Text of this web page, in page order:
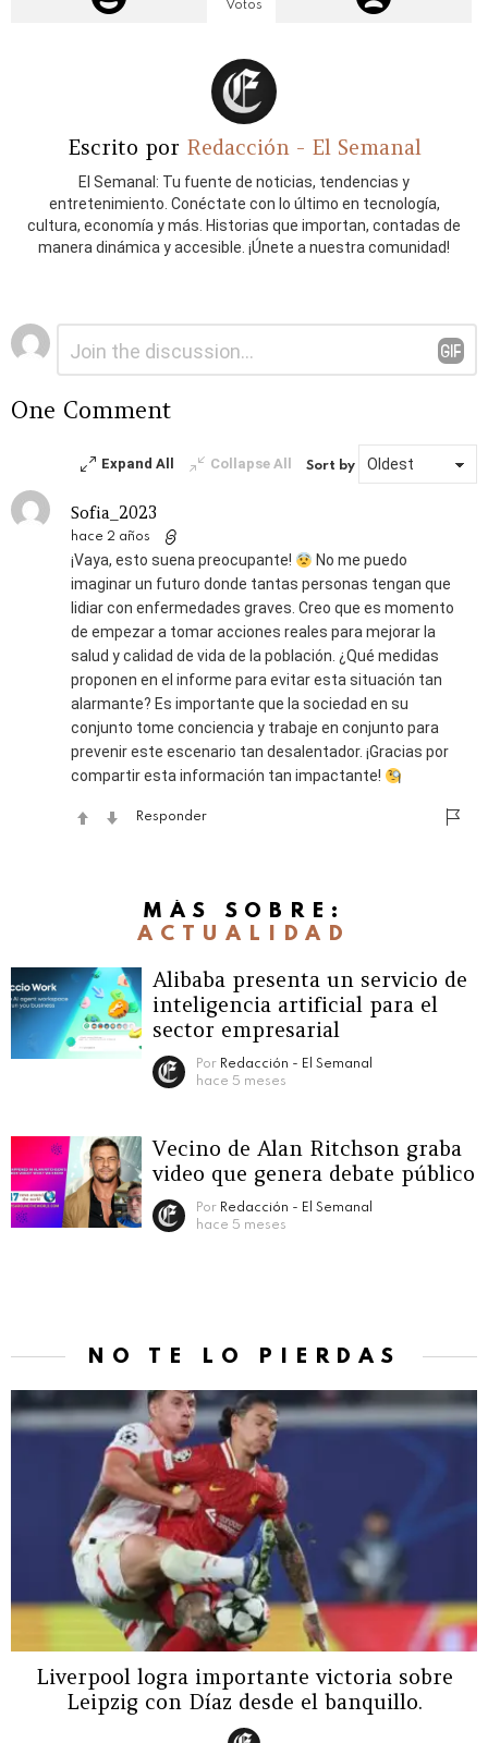
Votos
Escrito por Redacción - El Semanal
El Semanal: Tu fuente de noticias, tendencias y
entretenimiento. Conéctate con lo último en tecnología,
cultura, economía y más. Historias que importan, contadas de
manera dinámica y accesible. ¡Únete a nuestra comunidad!
Deja
una
One Comment
Expand All Collapse All Sort by
Sofia_2023
hace 2 años
¡Vaya, esto suena preocupante!
No me puedo
imaginar un futuro donde tantas personas tengan que
lidiar con enfermedades graves. Creo que es momento
de empezar a tomar acciones reales para mejorar la
salud y calidad de vida de la población. ¿Qué medidas
proponen en el informe para evitar esta situación tan
alarmante? Es importante que la sociedad en su
conjunto tome conciencia y trabaje en conjunto para
prevenir este escenario tan desalentador. ¡Gracias por
compartir esta información tan impactante!
Responder
MÁS SOBRE:
ACTUALIDAD
Alibaba presenta un servicio de
inteligencia artificial para el
sector empresarial
Por Redacción - El Semanal
hace 5 meses
Vecino de Alan Ritchson graba
video que genera debate público
Por Redacción - El Semanal
hace 5 meses
NO TE LO PIERDAS
Liverpool logra importante victoria sobre
Leipzig con Díaz desde el banquillo.